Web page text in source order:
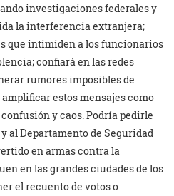
investigaciones federales y
la interferencia extranjera;
que intimiden a los funcionarios
confiará en las redes
rumores imposibles de
estos mensajes como
y caos. Podría pedirle
al Departamento de Seguridad
en armas contra la
en las grandes ciudades de los
el recuento de votos o